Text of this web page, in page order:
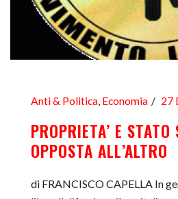
Anti & Politica, Economia 27
PROPRIETA’ E STATO
OPPOSTA ALL’ALTRO
di FRANCISCO CAPELLA In